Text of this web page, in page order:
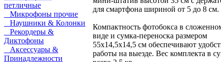
петличные
Микрофоны прочие
Наушники & Колонки
Рекордеры &
Диктофоны
Аксессуары &
Принадлежности
для смартфона шириной от 5 до 8 см.
Компактность фотобокса в
виде и сумка-переноска размером
55х14,5х14,5 см обеспечивают
работы на выезде. Вес комплекта в